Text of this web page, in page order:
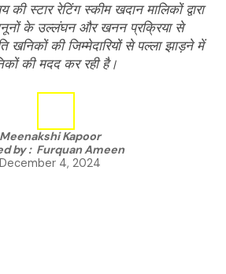
स्टार रेटिंग स्कीम खदान मालिकों द्वारा
के उल्लंघन और खनन प्रक्रिया से
खनिकों की जिम्मेदारियों से पल्ला झाड़ने में
की मदद कर रही है।
Meenakshi Kapoor
by : Furquan Ameen
December 4, 2024